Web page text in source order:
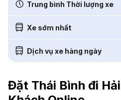
Trung bình Thời lượng xe
Xe sớm nhất
Dịch vụ xe hàng ngày
Đặt Thái Bình đi